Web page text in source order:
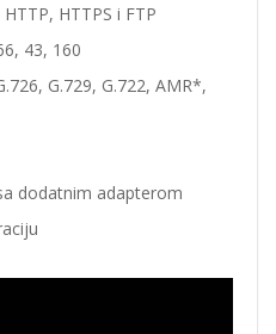
HTTPS i FTP
43, 160
G.729, G.722, AMR*,
dodatnim adapterom